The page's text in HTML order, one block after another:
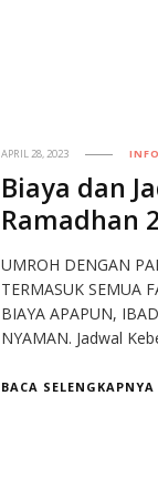
APRIL 28, 2023
Biaya dan
Ramadhan
UMROH DENGAN
TERMASUK SEMUA
BIAYA APAPUN,
NYAMAN. Jadwal
BACA SELENGKAPNYA